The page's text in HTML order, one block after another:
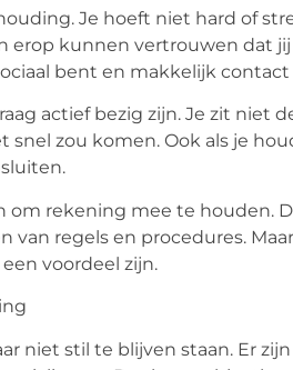
Je hoeft niet hard of
erop kunnen vertrouwen dat
bent en makkelijk
actief bezig zijn. Je zit niet
snel zou komen. Ook als je
om rekening mee te houden.
regels en procedures.
voordeel zijn.
niet stil te blijven staan. Er